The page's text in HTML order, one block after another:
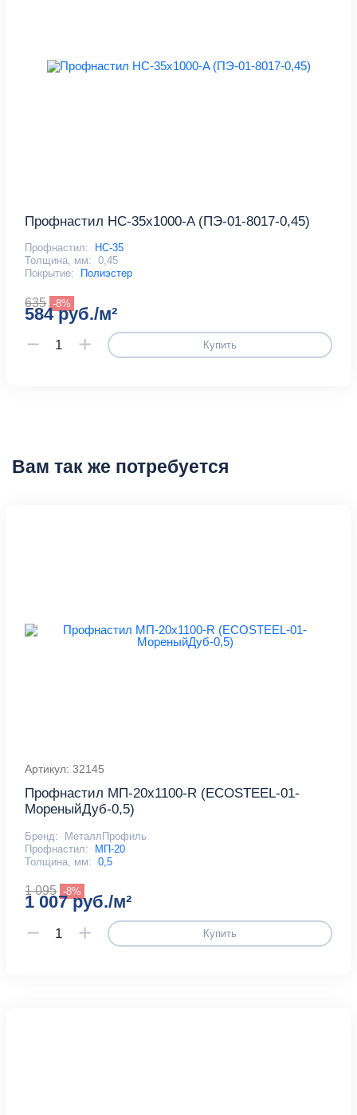
Профнастил НС-35x1000-A (ПЭ-01-8017-0,45)
Профнастил:
НС-35
Толщина, мм: 0,45
Покрытие:
Полиэстер
635 -8%
584 руб./м²
Купить
Вам так же потребуется
Артикул: 32145
Профнастил МП-20x1100-R (ECOSTEEL-01-
МореныйДуб-0,5)
Бренд:
МеталлПрофиль
Профнастил:
МП-20
Толщина, мм: 0,5
1 095 -8%
1 007 руб./м²
Купить